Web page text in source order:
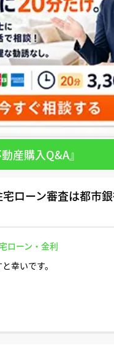
産購入Q&A』
ローン審査は都市
ローン・金利
幸いです。